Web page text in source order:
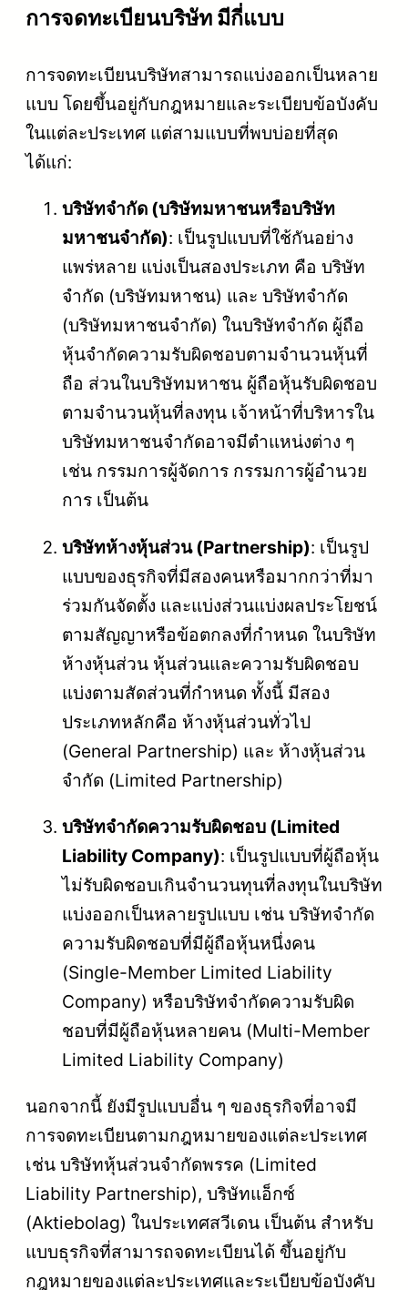
การจดทะเบียนบริษัท มีกี่แบบ
การจดทะเบียนบริษัทสามารถแบ่งออกเป็นหลาย
แบบ โดยขึ้นอยู่กับกฎหมายและระเบียบข้อบังคับ
ในแต่ละประเทศ แต่สามแบบที่พบบ่อยที่สุด
ได้แก่:
บริษัทจำกัด (บริษัทมหาชนหรือบริษัท
มหาชนจำกัด): เป็นรูปแบบที่ใช้กันอย่าง
แพร่หลาย แบ่งเป็นสองประเภท คือ บริษัท
จำกัด (บริษัทมหาชน) และ บริษัทจำกัด
(บริษัทมหาชนจำกัด) ในบริษัทจำกัด ผู้ถือ
หุ้นจำกัดความรับผิดชอบตามจำนวนหุ้นที่
ถือ ส่วนในบริษัทมหาชน ผู้ถือหุ้นรับผิดชอบ
ตามจำนวนหุ้นที่ลงทุน เจ้าหน้าที่บริหารใน
บริษัทมหาชนจำกัดอาจมีตำแหน่งต่าง ๆ
เช่น กรรมการผู้จัดการ กรรมการผู้อำนวย
การ เป็นต้น
บริษัทห้างหุ้นส่วน (Partnership): เป็นรูป
แบบของธุรกิจที่มีสองคนหรือมากกว่าที่มา
ร่วมกันจัดตั้ง และแบ่งส่วนแบ่งผลประโยชน์
ตามสัญญาหรือข้อตกลงที่กำหนด ในบริษัท
ห้างหุ้นส่วน หุ้นส่วนและความรับผิดชอบ
แบ่งตามสัดส่วนที่กำหนด ทั้งนี้ มีสอง
ประเภทหลักคือ ห้างหุ้นส่วนทั่วไป
(General Partnership) และ ห้างหุ้นส่วน
จำกัด (Limited Partnership)
บริษัทจำกัดความรับผิดชอบ (Limited
Liability Company): เป็นรูปแบบที่ผู้ถือหุ้น
ไม่รับผิดชอบเกินจำนวนทุนที่ลงทุนในบริษัท
แบ่งออกเป็นหลายรูปแบบ เช่น บริษัทจำกัด
ความรับผิดชอบที่มีผู้ถือหุ้นหนึ่งคน
(Single-Member Limited Liability
Company) หรือบริษัทจำกัดความรับผิด
ชอบที่มีผู้ถือหุ้นหลายคน (Multi-Member
Limited Liability Company)
นอกจากนี้ ยังมีรูปแบบอื่น ๆ ของธุรกิจที่อาจมี
การจดทะเบียนตามกฎหมายของแต่ละประเทศ
เช่น บริษัทหุ้นส่วนจำกัดพรรค (Limited
Liability Partnership), บริษัทแอ็กซ์
(Aktiebolag) ในประเทศสวีเดน เป็นต้น สำหรับ
แบบธุรกิจที่สามารถจดทะเบียนได้ ขึ้นอยู่กับ
กฎหมายของแต่ละประเทศและระเบียบข้อบังคับ